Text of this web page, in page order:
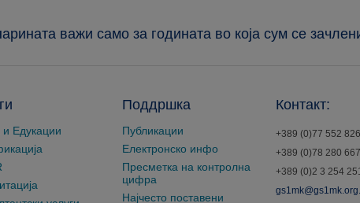
важи само за годината во која сум се
Едукации
Поддршка
Публикации
Електронско инфо
Пресметка на контролна
цифра
Најчесто поставени
Контакт:
+389 (0)77 552 826
+389 (0)78 280 667
+389 (0)2 3 254